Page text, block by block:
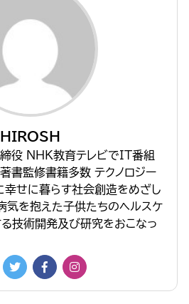
HIROSH
役 NHK教育テレビでIT番組
書監修書籍多数 テクノロジー
幸せに暮らす社会創造をめざし
気を抱えた子供たちのヘルスケ
技術開発及び研究をおこなっ